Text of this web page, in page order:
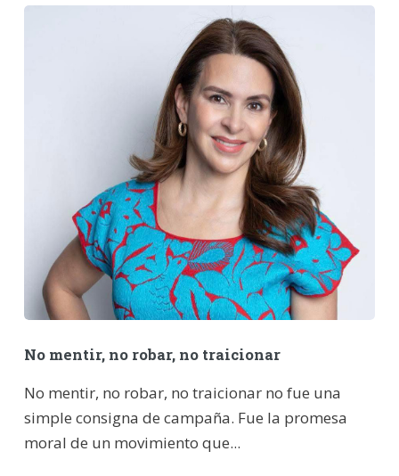
No mentir, no robar, no traicionar
No mentir, no robar, no traicionar no fue una
simple consigna de campaña. Fue la promesa
moral de un movimiento que...